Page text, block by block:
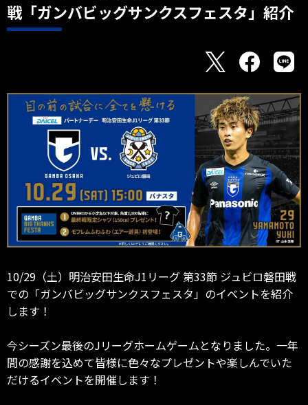
戦「ガンバビッグサンクスフェスタ」紹介
10/29（土）明治安田生命J1リーグ 第33節 ジュビロ磐田戦
での「ガンバビッグサンクスフェスタ」のイベントを紹介
します！
今シーズン最後のJリーグホームゲームとなりました。一年
間の感謝を込めて皆様に色々なプレゼントや楽しんでいた
だけるイベントを開催します！